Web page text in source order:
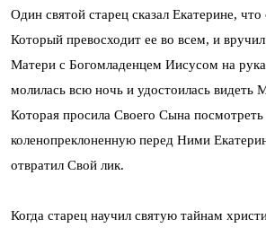
Один святой старец сказал Екатерине,
Который превосходит ее во всем, и
Матери с Богомладенцем Иисусом на
молилась всю ночь и удостоилась видеть
Которая просила Своего Сына посмотреть
коленопреклоненную перед Ними
отвратил Свой лик.
Когда старец научил святую тайнам